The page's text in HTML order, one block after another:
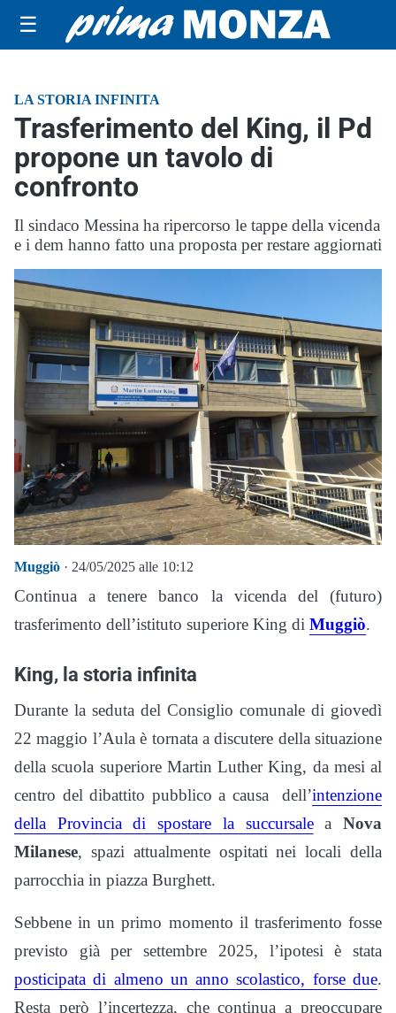
☰
LA STORIA INFINITA
Trasferimento del King, il Pd
propone un tavolo di
confronto
Il sindaco Messina ha ripercorso le tappe della vicenda
e i dem hanno fatto una proposta per restare aggiornati
Muggiò · 24/05/2025 alle 10:12
Continua a tenere banco la vicenda del (futuro)
trasferimento dell’istituto superiore King di Muggiò.
King, la storia infinita
Durante la seduta del Consiglio comunale di giovedì
22 maggio l’Aula è tornata a discutere della situazione
della scuola superiore Martin Luther King, da mesi al
centro del dibattito pubblico a causa dell’intenzione
della Provincia di spostare la succursaleaNova
Milanese, spazi attualmente ospitati nei locali della
parrocchia in piazza Burghett.
Sebbene in un primo momento il trasferimento fosse
previsto già per settembre 2025, l’ipotesi è stata
posticipata di almeno un anno scolastico, forse due.
Resta però l’incertezza, che continua a preoccupare